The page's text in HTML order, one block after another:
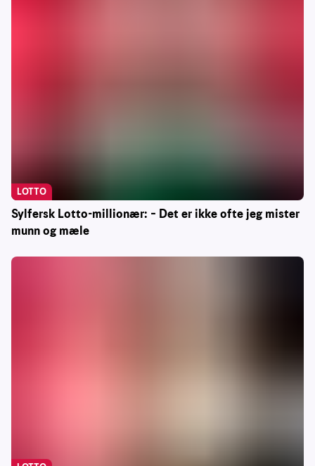
Sylfersk Lotto-millionær: – Det er ikke ofte jeg mister
munn og mæle
LOTTO